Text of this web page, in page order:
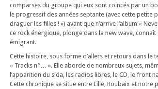
comparses du groupe qui eux sont coincés par un
le progressif des années septante (avec cette petite
draguer les filles ! ») avant que n’arrive l’album «
ce rock énergique, plonge dans la new wave,
émigrant.
Cette histoire, sous forme d’allers et retours dans le
« Tracks n°… ». Elle aborde de nombreux sujets,
l’apparition du sida, les radios libres, le CD, le front
Cette chronique se situe entre Lille, Roubaix et